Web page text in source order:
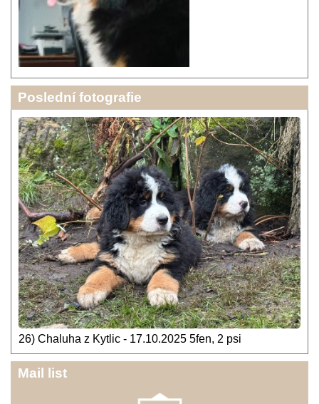
Poslední fotografie
26) Chaluha z Kytlic - 17.10.2025 5fen, 2 psi
Mail list